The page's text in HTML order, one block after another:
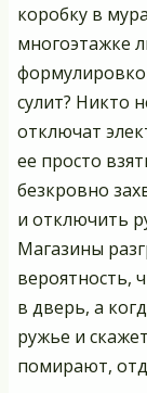
коробку в
многоэтажке
сулит? Никто
отключат
ее просто
безкровно
и отключить
Магазины
вероятность,
в дверь, а
ружье и
помирают,